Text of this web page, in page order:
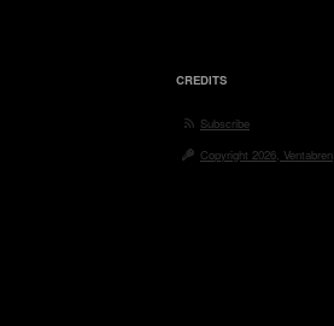
CREDITS
Subscribe
Copyright 2026, Ventabren